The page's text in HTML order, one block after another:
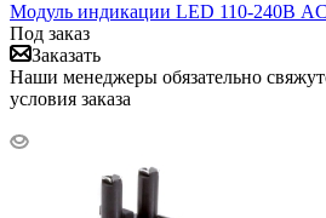
Модуль индикации LED 110-240В
Под заказ
Заказать
Наши менеджеры обязательно
условия заказа